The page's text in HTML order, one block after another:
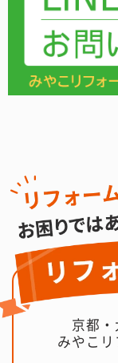
京都
みやこリ